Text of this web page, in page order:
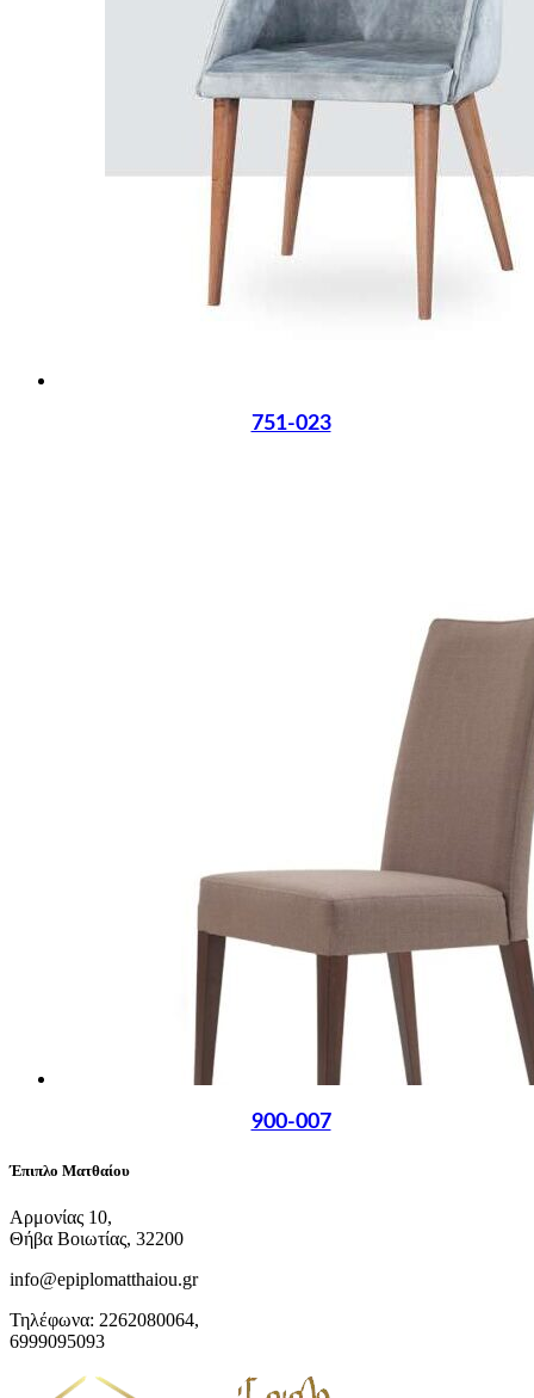
751-023
900-007
Έπιπλο Ματθαίου
Αρμονίας 10,
Θήβα Βοιωτίας, 32200
info@epiplomatthaiou.gr
Τηλέφωνα: 2262080064,
6999095093